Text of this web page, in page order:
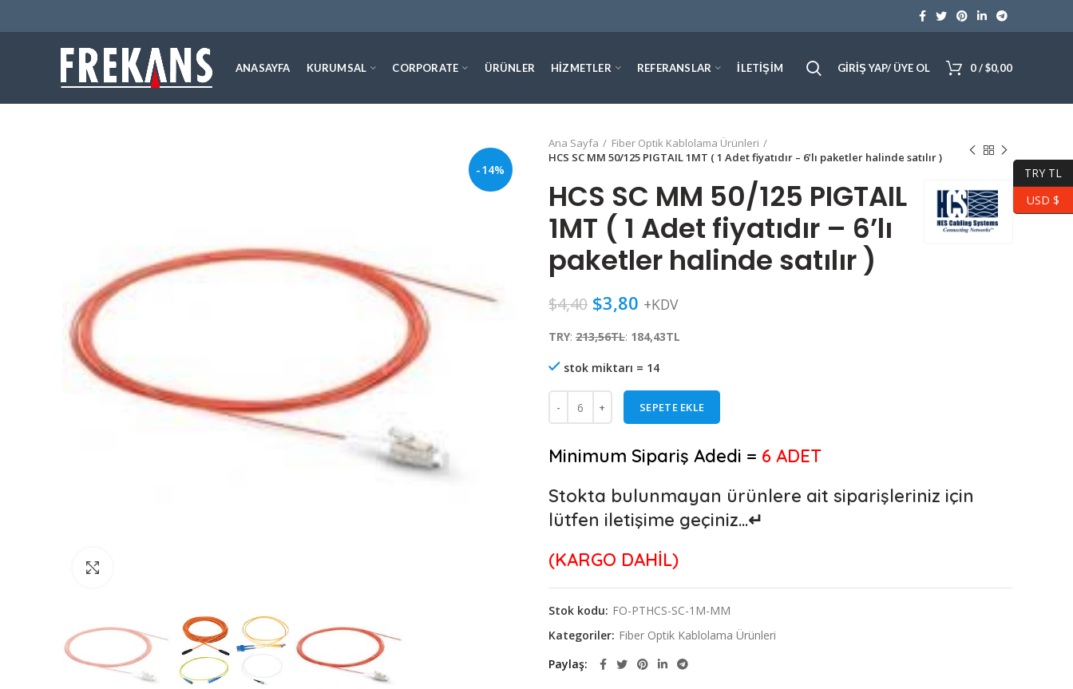
ANASAYFA KURUMSAL CORPORATE ÜRÜNLER HIZMETLER REFERANSLAR İLETIŞIM GIRIŞ YAP/ ÜYE OL 0/$0,00
-14%
Ana Sayfa
Fiber Optik Kablolama Ürünleri
HCS SC MM 50/125 PIGTAIL 1MT ( 1 Adet fiyatıdır – 6’lı paketler halinde satılır )
HCS SC MM 50/125 PIGTAIL
1MT ( 1 Adet fiyatıdır – 6’lı
paketler halinde satılır )
$4,40 $3,80 +KDV
TRY: 213,56TL: 184,43TL
stok miktarı = 14
SEPETE EKLE
Minimum Sipariş Adedi = 6 ADET
Stokta bulunmayan ürünlere ait siparişleriniz için
lütfen iletişime geçiniz…↵
(KARGO DAHİL)
Stok kodu: FO-PTHCS-SC-1M-MM
Kategoriler: Fiber Optik Kablolama Ürünleri
Paylaş
TRY TL
USD $